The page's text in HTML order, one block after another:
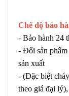
Chế độ bảo
- Bảo hành 24
- Đổi sản
sản xuất
- (Đặc biệt
theo giá đại